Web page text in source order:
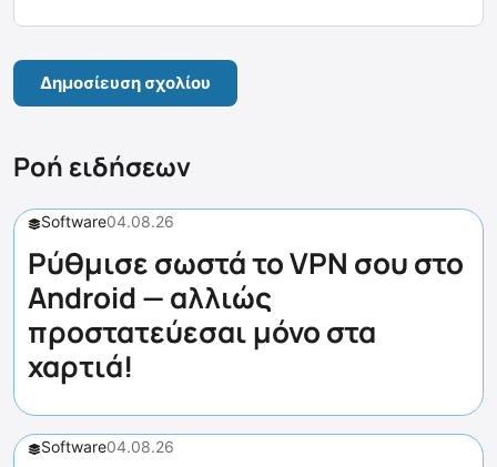
Ροή ειδήσεων
Software04.08.26
Ρύθμισε σωστά το VPN σου στο
Android — αλλιώς
προστατεύεσαι μόνο στα
χαρτιά!
Software04.08.26